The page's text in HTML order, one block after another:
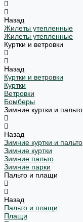
Назад
Жилеты утепленные
Жилеты утепленные
Куртки и ветровки
Назад
Куртки и ветровки
Куртки
Ветровки
Бомберы
Зимние куртки и пальто
Назад
Зимние куртки и пальто
Зимние куртки
Зимние пальто
Зимние парки
Пальто и плащи
Назад
Пальто и плащи
Плащи